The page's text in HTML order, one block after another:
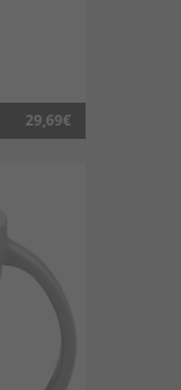
29,69€